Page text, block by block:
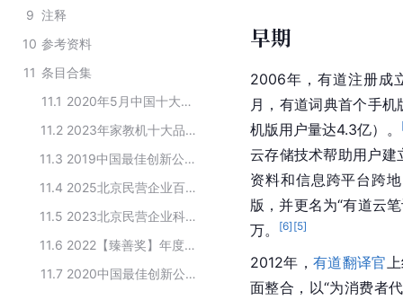
9 注释
10 参考资料
11 条目合集
11.1
2020年5月中国十大智能翻译机品牌排行TOP5
11.2
2023年家教机十大品牌排行榜
11.3
2019中国最佳创新公司50榜单
11.4
2025北京民营企业百强榜单
11.5
2023北京民营企业科技创新百强榜单
11.6
2022【臻善奖】年度臻善企业
11.7
2020中国最佳创新公司50榜单
早期
2006年，有道注册成
月，有道词典首个手
机版用户量达4.3亿）。
云存储技术帮助用户建
资料和信息跨平台跨
版，并更名为“有道云
万。
[6] [5]
2012年，有道翻译官
面整合，以“为消费者